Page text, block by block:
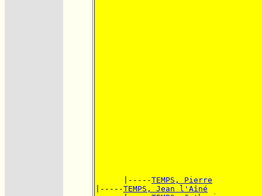
      |-----
TEMPS, Pierre
|-----TEMPS, Jean l'Aîné